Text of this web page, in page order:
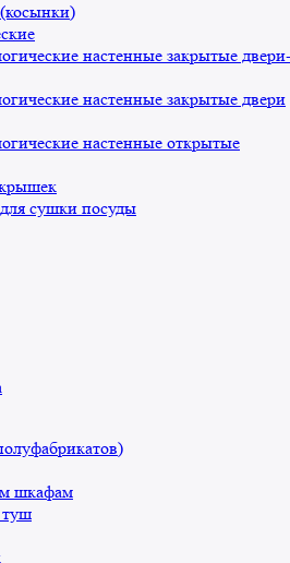
настенные закрытые двери-
настенные закрытые двери
настенные открытые
сушки посуды
шкафам
туш